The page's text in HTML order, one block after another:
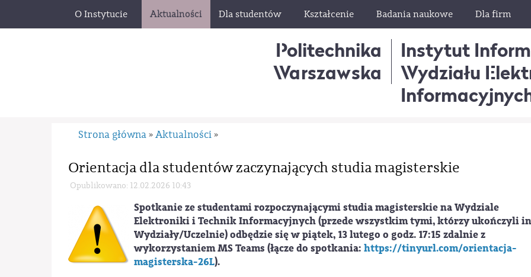
O Instytucie Aktualności Dla studentów Kształcenie Badania naukowe Dla firm
Politechnika
Warszawska
Instytut
Wydziału
Strona główna » Aktualności »
Orientacja dla studentów zaczynających studia magisterskie
Opublikowano: 12.02.2026 10:43
Spotkanie ze studentami rozpoczynającymi studia magisterskie na Wydziale
Elektroniki i Technik Informacyjnych (przede wszystkim tymi, którzy ukończyli
Wydziały/Uczelnie) odbędzie się w piątek, 13 lutego o godz. 17:15 zdalnie z
wykorzystaniem MS Teams (łącze do spotkania: https://tinyurl.com/orientacja-
magisterska-26L).